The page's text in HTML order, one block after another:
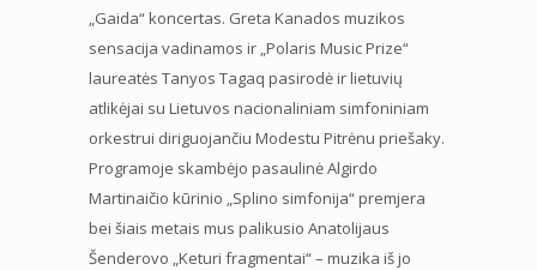
„Gaida“ koncertas. Greta Kanados muzikos
sensacija vadinamos ir „Polaris Music Prize“
laureatės Tanyos Tagaq pasirodė ir lietuvių
atlikėjai su Lietuvos nacionaliniam simfoniniam
orkestrui diriguojančiu Modestu Pitrėnu priešaky.
Programoje skambėjo pasaulinė Algirdo
Martinaičio kūrinio „Splino simfonija“ premjera
bei šiais metais mus palikusio Anatolijaus
Šenderovo „Keturi fragmentai“ – muzika iš jo